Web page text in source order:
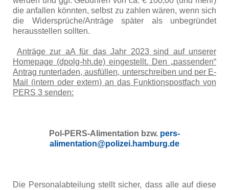
die anfallen könnten, selbst zu zahlen wären, wenn sich
die Widersprüche/Anträge später als unbegründet
herausstellen sollten.
Anträge zur aA für das Jahr 2023 sind auf unserer
Homepage (dpolg-hh.de) eingestellt. Den „passenden“
Antrag runterladen, ausfüllen, unterschreiben und per E-
Mail (intern oder extern) an das Funktionspostfach von
PERS 3 senden:
Pol-PERS-Alimentation bzw. pers-
alimentation@polizei.hamburg.de
Die Personalabteilung stellt sicher, dass alle auf diese